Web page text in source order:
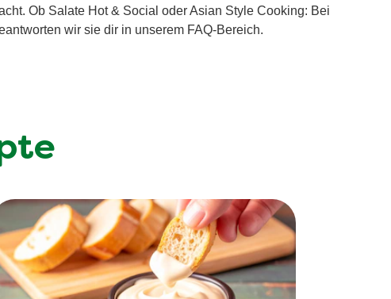
Ob Salate Hot & Social oder Asian Style Cooking: Bei
wir sie dir in unserem FAQ-Bereich.